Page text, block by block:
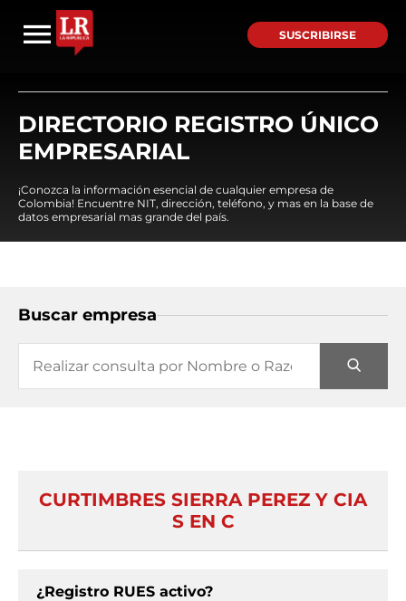
SUSCRIBIRSE
DIRECTORIO REGISTRO ÚNICO
EMPRESARIAL
¡Conozca la información esencial de cualquier empresa de
Colombia! Encuentre NIT, dirección, teléfono, y mas en la base de
datos empresarial mas grande del país.
Buscar empresa
CURTIMBRES SIERRA PEREZ Y CIA
S EN C
¿Registro RUES activo?